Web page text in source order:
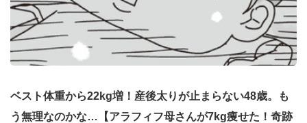
ベスト体重から22kg増！産後太りが止まらない48歳。も
う無理なのかな…【アラフィフ母さんが7kg痩せた！奇跡